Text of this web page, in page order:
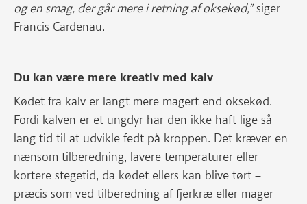
og en smag, der går mere i retning af oksekød,”siger
Francis Cardenau.
Du kan være mere kreativ med kalv
Kødet fra kalv er langt mere magert end oksekød.
Fordi kalven er et ungdyr har den ikke haft lige så
lang tid til at udvikle fedt på kroppen. Det kræver en
nænsom tilberedning, lavere temperaturer eller
kortere stegetid, da kødet ellers kan blive tørt –
præcis som ved tilberedning af fjerkræ eller mager